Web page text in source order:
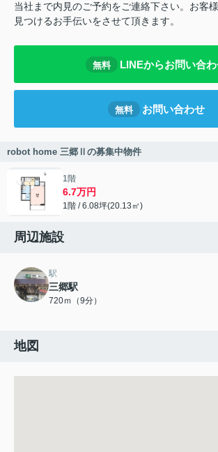
当社まで内見のご予約をご連絡下さい。お客
見つけるお手伝いをさせて頂きます。
無料 LINEからお問い合
無料 お問い合わせ
robot home 三郷Ⅱの募集中物件
1階
6.7万円
1階 / 6.08坪(20.13㎡)
周辺施設
駅
三郷駅
720ｍ（9分）
地図